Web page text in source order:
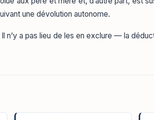
une dévolution autonome.
a pas lieu de les en exclure — la